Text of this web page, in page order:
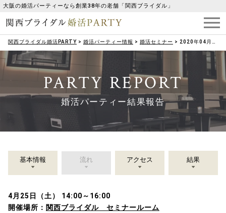
大阪の婚活パーティーなら創業38年の老舗「関西ブライダル」
関西ブライダル婚活PARTY > 婚活パーティー情報 > 婚活セミナー > 2020年04月25日（土）いい香りとともにウイルス対策！！【アロマセミナー★】
PARTY REPORT
婚活パーティー結果報告
基本情報 流れ アクセス 結果
4月25日（土） 14:00～16:00
開催場所： 関西ブライダル セミナールーム